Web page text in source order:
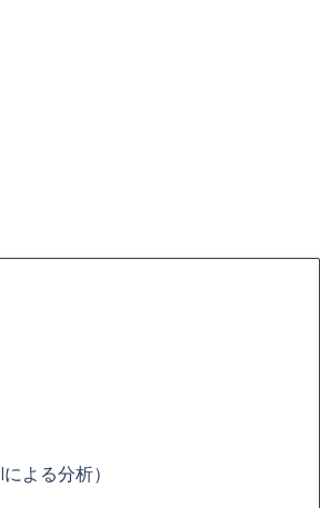
よる分析）